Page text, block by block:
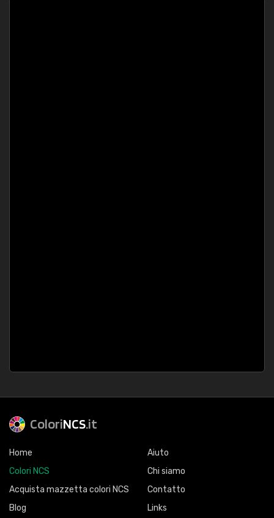
ColoriNCS.it
Home
Colori NCS
Acquista mazzetta colori NCS
Blog
Aiuto
Chi siamo
Contatto
Links